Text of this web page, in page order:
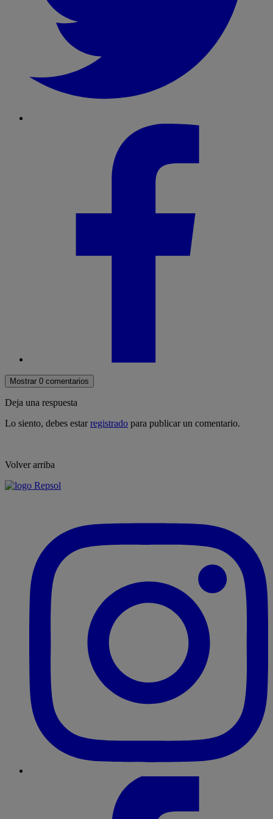
Mostrar 0 comentarios
Deja una respuesta
Lo siento, debes estarregistrado para publicar un comentario.
Volver arriba